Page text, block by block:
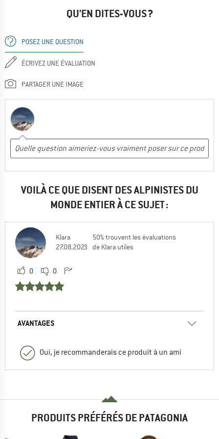
QU'EN DITES-VOUS ?
POSEZ UNE QUESTION
ÉCRIVEZ UNE ÉVALUATION
PARTAGER UNE IMAGE
VOILÀ CE QUE DISENT DES ALPINISTES DU
MONDE ENTIER À CE SUJET :
Klara
27.08.2023
50% trouvent les évaluations
de Klara utiles
0 0
AVANTAGES
Oui, je recommanderais ce produit à un ami
PRODUITS PRÉFÉRÉS DE PATAGONIA